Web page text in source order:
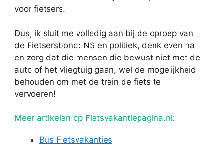
voor fietsers.
Dus, ik sluit me volledig aan bij de oproep van
de Fietsersbond: NS en politiek, denk even na
en zorg dat die mensen die bewust niet met de
auto of het vliegtuig gaan, wel de mogelijkheid
behouden om met de trein de fiets te
vervoeren!
Meer artikelen op Fietsvakantiepagina.nl:
Bus Fietsvakanties